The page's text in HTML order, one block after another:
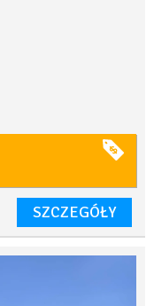
SZCZEGÓŁY